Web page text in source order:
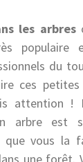
les arbres
du
ces petites
attention !
arbre est
que vous la
une forêt.